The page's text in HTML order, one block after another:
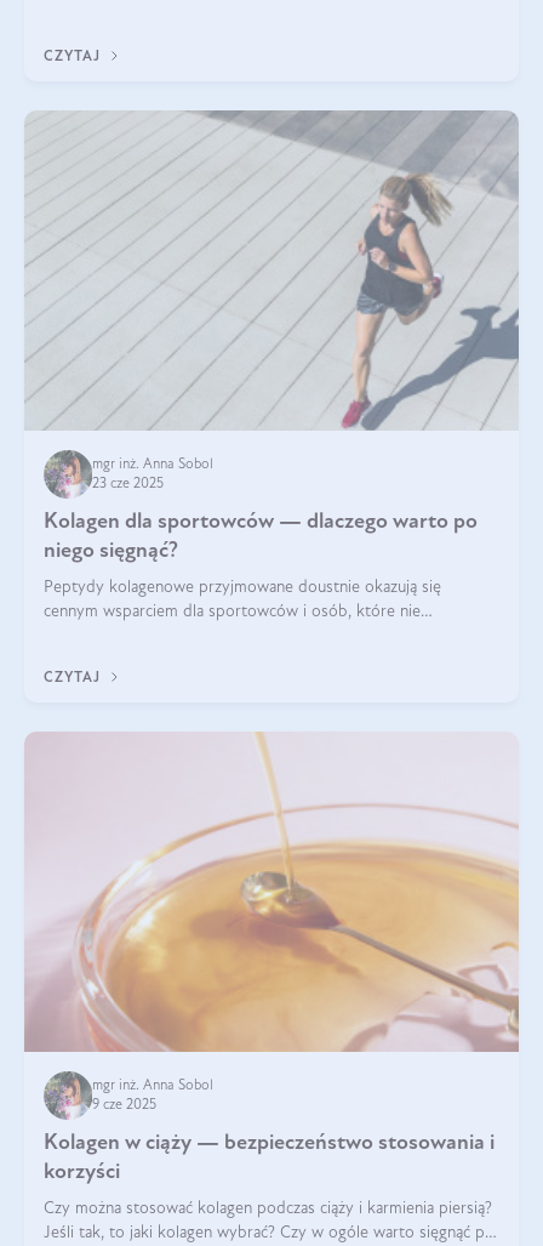
CZYTAJ
mgr inż. Anna Sobol
23 cze 2025
Kolagen dla sportowców — dlaczego warto po
niego sięgnąć?
Peptydy kolagenowe przyjmowane doustnie okazują się
cennym wsparciem dla sportowców i osób, które nie
CZYTAJ
mgr inż. Anna Sobol
9 cze 2025
Kolagen w ciąży — bezpieczeństwo stosowania i
korzyści
Czy można stosować kolagen podczas ciąży i karmienia piersią?
Jeśli tak, to jaki kolagen wybrać? Czy w ogóle warto sięgnąć po